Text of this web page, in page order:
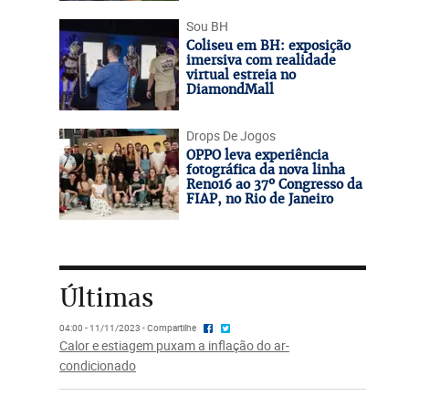
Sou BH
Coliseu em BH: exposição
imersiva com realidade
virtual estreia no
DiamondMall
Drops De Jogos
OPPO leva experiência
fotográfica da nova linha
Reno16 ao 37º Congresso da
FIAP, no Rio de Janeiro
Últimas
04:00 - 11/11/2023 - Compartilhe
Calor e estiagem puxam a inflação do ar-
condicionado